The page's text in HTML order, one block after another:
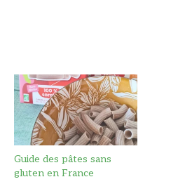
Guide des pâtes sans
gluten en France